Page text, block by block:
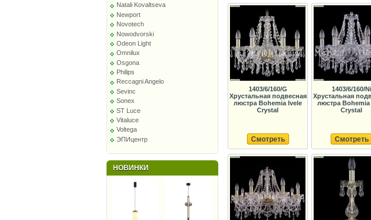
Natali Kovaltseva
Newport
Novotech
Nowodvorski
Odeon Light
Omnilux
Osgona
Philips
Reccagni Angelo
Sevinc
Sonex
ST Luce
Vitaluce
Voltega
ЭПИцентр
НОВИНКИ
1403/6/160/G
Хрустальная подвесная
люстра Bohemia Ivele
Crystal
Смотреть
1403/6/160/Ni
Хрустальная
люстра Bohemia
Crystal
Смотреть